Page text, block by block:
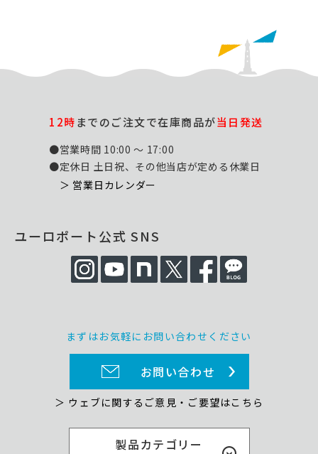
製品カテゴリー
12時までのご注文で在庫商品が当日発送
●営業時間 10:00 ～ 17:00
●定休日 土日祝、その他当店が定める休業日
＞ 営業日カレンダー
ユーロポート公式 SNS
まずはお気軽にお問い合わせください
お問い合わせ
＞ ウェブに関するご意見・ご要望はこちら